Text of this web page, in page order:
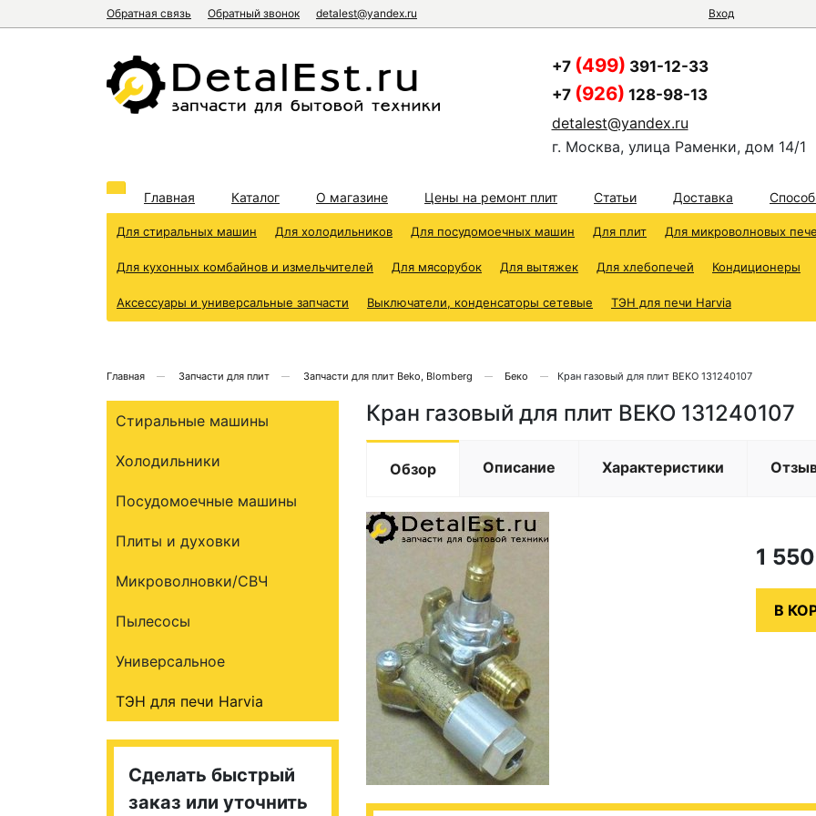
Обратная связь Обратный звонок detalest@yandex.ru Вход
+7 (499) 391-12-33
+7 (926) 128-98-13
detalest@yandex.ru
г. Москва, улица Раменки, дом 14/1
Главная Каталог О магазине Цены на ремонт плит Статьи Доставка
Для стиральных машин Для холодильников Для посудомоечных машин Для плит Для микроволновых
Для кухонных комбайнов и измельчителей Для мясорубок Для вытяжек Для хлебопечей Кондиционеры
Аксессуары и универсальные запчасти Выключатели, конденсаторы сетевые ТЭН для печи Harvia
Главная Запчасти для плит Запчасти для плит Beko, Blomberg Беко Кран газовый для плит BEKO 131240107
Кран газовый для плит BEKO 131240107
Обзор Описание Характеристики
1 550
Стиральные машины
Холодильники
Посудомоечные машины
Плиты и духовки
Микроволновки/СВЧ
Пылесосы
Универсальное
ТЭН для печи Harvia
Сделать быстрый
заказ или уточнить